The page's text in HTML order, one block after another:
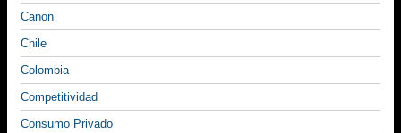
Canon
Chile
Colombia
Competitividad
Consumo Privado